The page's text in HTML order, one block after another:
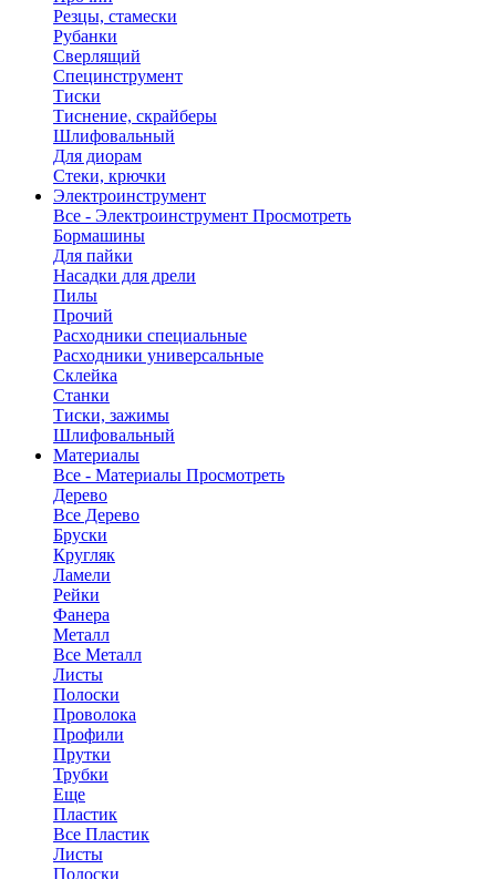
Резцы, стамески
Рубанки
Сверлящий
Специнструмент
Тиски
Тиснение, скрайберы
Шлифовальный
Для диорам
Стеки, крючки
Электроинструмент
Все - Электроинструмент Просмотреть
Бормашины
Для пайки
Насадки для дрели
Пилы
Прочий
Расходники специальные
Расходники универсальные
Склейка
Станки
Тиски, зажимы
Шлифовальный
Материалы
Все - Материалы Просмотреть
Дерево
Все Дерево
Бруски
Кругляк
Ламели
Рейки
Фанера
Металл
Все Металл
Листы
Полоски
Проволока
Профили
Прутки
Трубки
Еще
Пластик
Все Пластик
Листы
Полоски